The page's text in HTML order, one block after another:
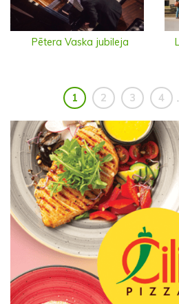
Pētera Vaska jubileja
1 2 3 4